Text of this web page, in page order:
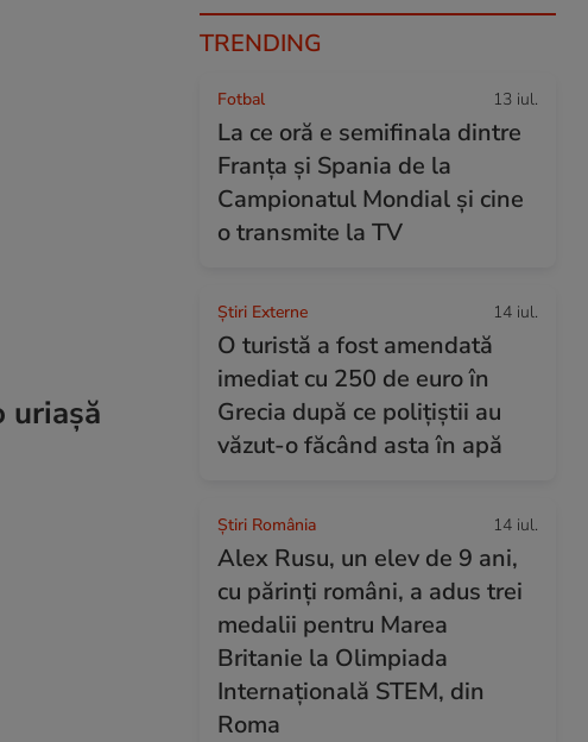
uriașă
TRENDING
Fotbal 13 iul.
La ce oră e semifinala dintre
Franța și Spania de la
Campionatul Mondial și cine
o transmite la TV
Știri Externe 14 iul.
O turistă a fost amendată
imediat cu 250 de euro în
Grecia după ce polițiștii au
văzut-o făcând asta în apă
Știri România 14 iul.
Alex Rusu, un elev de 9 ani,
cu părinți români, a adus trei
medalii pentru Marea
Britanie la Olimpiada
Internațională STEM, din
Roma